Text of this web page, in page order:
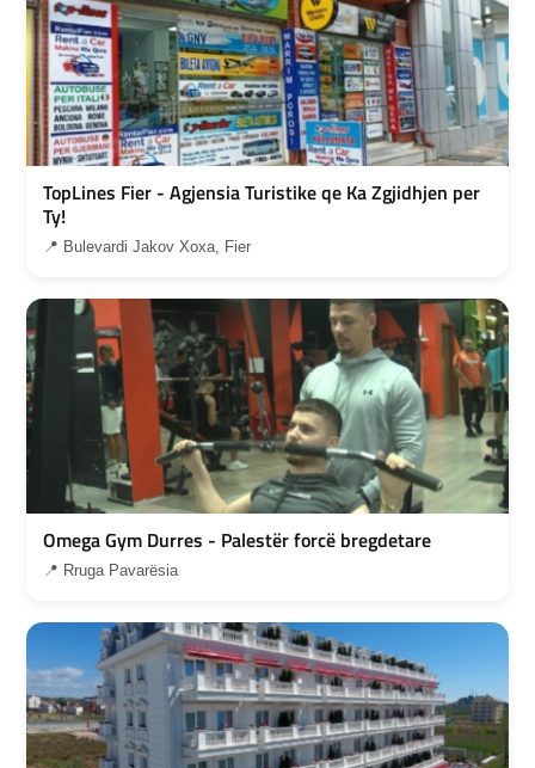
TopLines Fier - Agjensia Turistike qe Ka Zgjidhjen per
Ty!
📍 Bulevardi Jakov Xoxa, Fier
Omega Gym Durres - Palestër forcë bregdetare
📍 Rruga Pavarësia